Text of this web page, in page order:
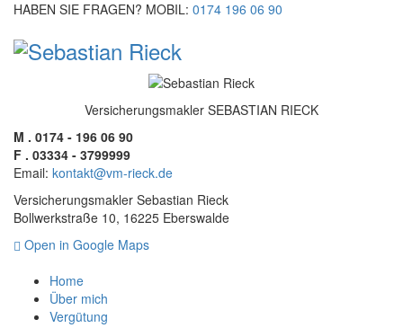
HABEN SIE FRAGEN? MOBIL: 0174 196 06 90
Versicherungsmakler SEBASTIAN RIECK
M . 0174 - 196 06 90
F . 03334 - 3799999
Email: kontakt@vm-rieck.de
Versicherungsmakler Sebastian Rieck
Bollwerkstraße 10, 16225 Eberswalde
Open in Google Maps
Home
Über mich
Vergütung